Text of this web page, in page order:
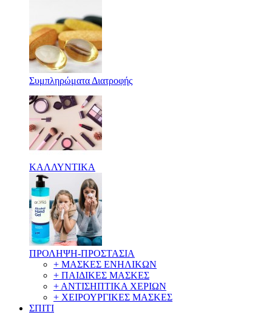
Συμπληρώματα Διατροφής
ΚΑΛΛΥΝΤΙΚΑ
ΠΡΟΛΗΨΗ-ΠΡΟΣΤΑΣΙΑ
+ ΜΑΣΚΕΣ ΕΝΗΛΙΚΩΝ
+ ΠΑΙΔΙΚΕΣ ΜΑΣΚΕΣ
+ ΑΝΤΙΣΗΠΤΙΚΑ ΧΕΡΙΩΝ
+ ΧΕΙΡΟΥΡΓΙΚΕΣ ΜΑΣΚΕΣ
ΣΠΙΤΙ